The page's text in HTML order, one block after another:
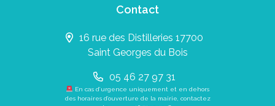
Contact
16 rue des Distilleries 17700
Saint Georges du Bois
05 46 27 97 31
En cas d’urgence uniquement et en dehors
des horaires d’ouverture de la mairie, contactez